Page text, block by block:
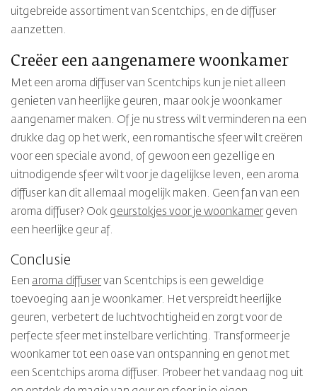
uitgebreide assortiment van Scentchips, en de diffuser
aanzetten.
Creëer een aangenamere woonkamer
Met een aroma diffuser van Scentchips kun je niet alleen
genieten van heerlijke geuren, maar ook je woonkamer
aangenamer maken. Of je nu stress wilt verminderen na een
drukke dag op het werk, een romantische sfeer wilt creëren
voor een speciale avond, of gewoon een gezellige en
uitnodigende sfeer wilt voor je dagelijkse leven, een aroma
diffuser kan dit allemaal mogelijk maken. Geen fan van een
aroma diffuser? Ook geurstokjes voor je woonkamergeven
een heerlijke geur af.
Conclusie
Een aroma diffuservan Scentchips is een geweldige
toevoeging aan je woonkamer. Het verspreidt heerlijke
geuren, verbetert de luchtvochtigheid en zorgt voor de
perfecte sfeer met instelbare verlichting. Transformeer je
woonkamer tot een oase van ontspanning en genot met
een Scentchips aroma diffuser. Probeer het vandaag nog uit